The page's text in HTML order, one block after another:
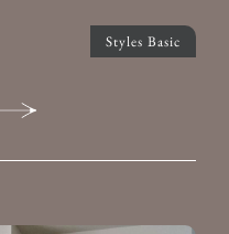
Styles Basic